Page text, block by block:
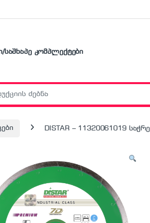
საშხაპე კომპლექტები
DISTAR – 11320061019